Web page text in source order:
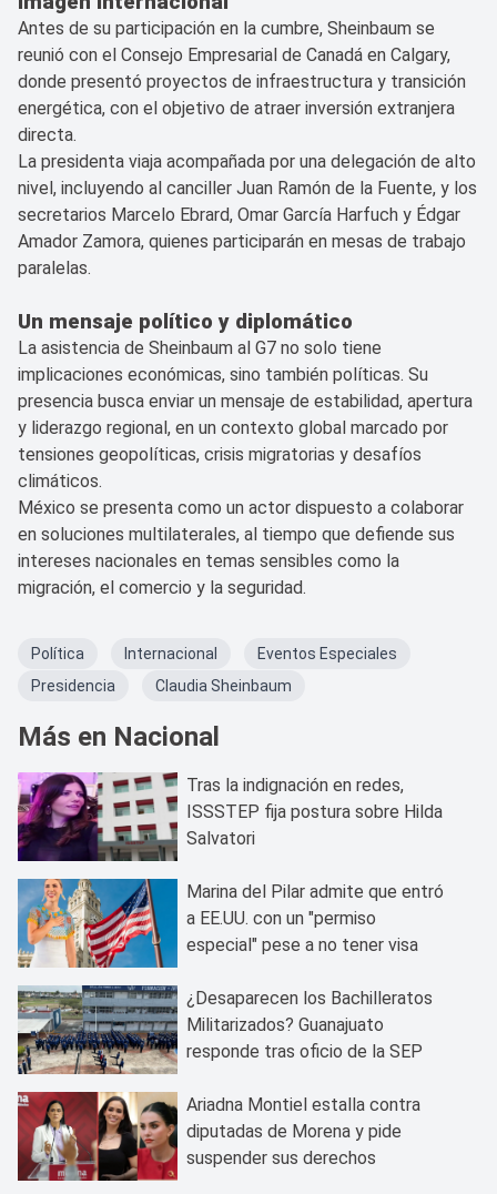
Antes de su participación en la cumbre, Sheinbaum se
reunió con el Consejo Empresarial de Canadá en Calgary,
donde presentó proyectos de infraestructura y transición
energética, con el objetivo de atraer inversión extranjera
directa.
La presidenta viaja acompañada por una delegación de alto
nivel, incluyendo al canciller Juan Ramón de la Fuente, y los
secretarios Marcelo Ebrard, Omar García Harfuch y Édgar
Amador Zamora, quienes participarán en mesas de trabajo
paralelas.
Un mensaje político y diplomático
La asistencia de Sheinbaum al G7 no solo tiene
implicaciones económicas, sino también políticas. Su
presencia busca enviar un mensaje de estabilidad, apertura
y liderazgo regional, en un contexto global marcado por
tensiones geopolíticas, crisis migratorias y desafíos
climáticos.
México se presenta como un actor dispuesto a colaborar
en soluciones multilaterales, al tiempo que defiende sus
intereses nacionales en temas sensibles como la
migración, el comercio y la seguridad.
Política Internacional
Eventos Especiales
Presidencia
Claudia Sheinbaum
Más en Nacional
Tras la indignación en redes,
ISSSTEP fija postura sobre Hilda
Salvatori
Marina del Pilar admite que entró
a EE.UU. con un "permiso
especial" pese a no tener visa
¿Desaparecen los Bachilleratos
Militarizados? Guanajuato
responde tras oficio de la SEP
Ariadna Montiel estalla contra
diputadas de Morena y pide
suspender sus derechos